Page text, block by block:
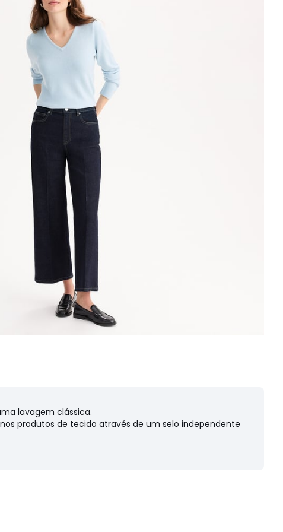
lavagem clássica.
produtos de tecido através de um selo independente